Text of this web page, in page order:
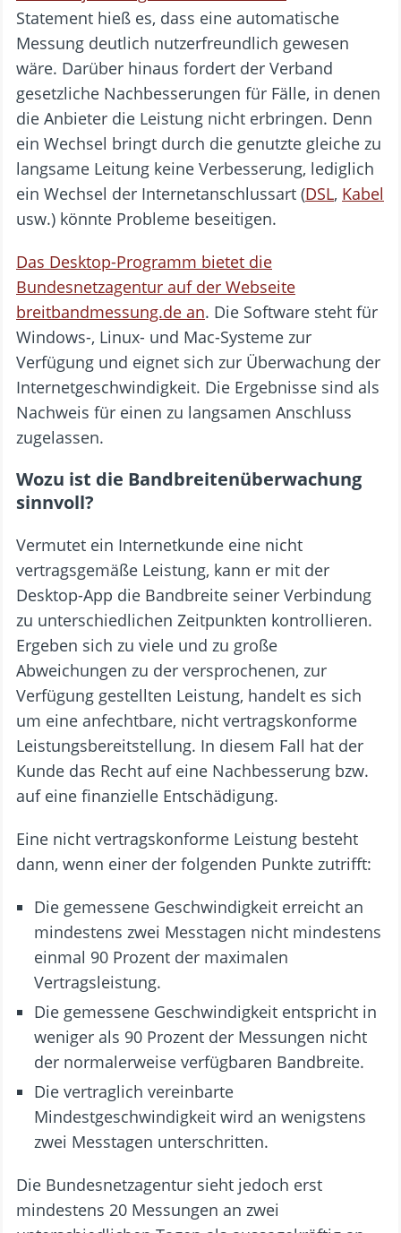
Statement hieß es, dass eine automatische
Messung deutlich nutzerfreundlich gewesen
wäre. Darüber hinaus fordert der Verband
gesetzliche Nachbesserungen für Fälle, in denen
die Anbieter die Leistung nicht erbringen. Denn
ein Wechsel bringt durch die genutzte gleiche zu
langsame Leitung keine Verbesserung, lediglich
ein Wechsel der Internetanschlussart (DSL, Kabel
usw.) könnte Probleme beseitigen.
Das Desktop-Programm bietet die
Bundesnetzagentur auf der Webseite
breitbandmessung.de an. Die Software steht für
Windows-, Linux- und Mac-Systeme zur
Verfügung und eignet sich zur Überwachung der
Internetgeschwindigkeit. Die Ergebnisse sind als
Nachweis für einen zu langsamen Anschluss
zugelassen.
Wozu ist die Bandbreitenüberwachung
sinnvoll?
Vermutet ein Internetkunde eine nicht
vertragsgemäße Leistung, kann er mit der
Desktop-App die Bandbreite seiner Verbindung
zu unterschiedlichen Zeitpunkten kontrollieren.
Ergeben sich zu viele und zu große
Abweichungen zu der versprochenen, zur
Verfügung gestellten Leistung, handelt es sich
um eine anfechtbare, nicht vertragskonforme
Leistungsbereitstellung. In diesem Fall hat der
Kunde das Recht auf eine Nachbesserung bzw.
auf eine finanzielle Entschädigung.
Eine nicht vertragskonforme Leistung besteht
dann, wenn einer der folgenden Punkte zutrifft:
Die gemessene Geschwindigkeit erreicht an
mindestens zwei Messtagen nicht mindestens
einmal 90 Prozent der maximalen
Vertragsleistung.
Die gemessene Geschwindigkeit entspricht in
weniger als 90 Prozent der Messungen nicht
der normalerweise verfügbaren Bandbreite.
Die vertraglich vereinbarte
Mindestgeschwindigkeit wird an wenigstens
zwei Messtagen unterschritten.
Die Bundesnetzagentur sieht jedoch erst
mindestens 20 Messungen an zwei